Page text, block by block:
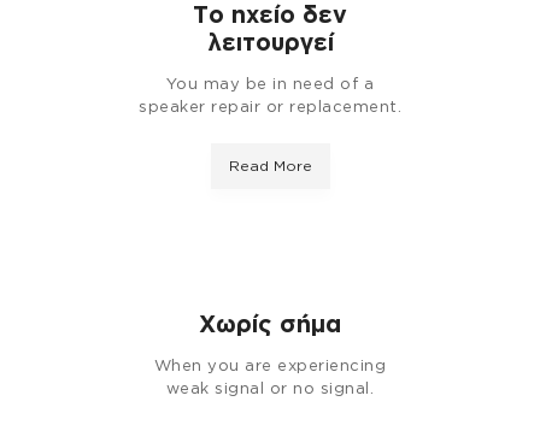
Το ηχείο δεν
λειτουργεί
You may be in need of a
speaker repair or replacement.
Read More
Χωρίς σήμα
When you are experiencing
weak signal or no signal.